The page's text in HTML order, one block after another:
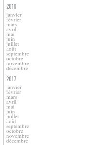
2018
janvier
février
mars
avril
mai
juin
juillet
août
septembre
octobre
novembre
décembre
2017
janvier
février
mars
avril
mai
juin
juillet
août
septembre
octobre
novembre
décembre